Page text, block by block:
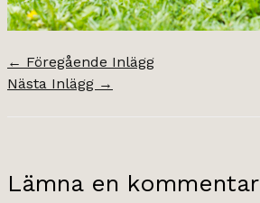
← Föregående Inlägg
Nästa Inlägg →
Lämna en kommentar